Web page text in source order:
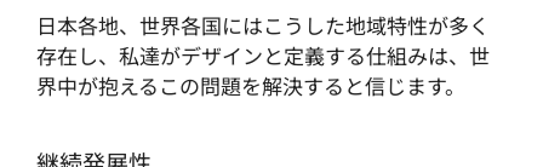
日本各地、世界各国にはこうした地域特性が多く
存在し、私達がデザインと定義する仕組みは、世
界中が抱えるこの問題を解決すると信じます。